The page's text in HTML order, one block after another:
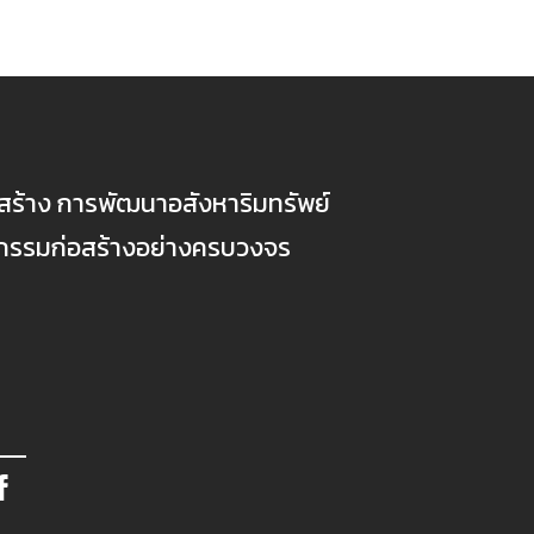
สร้าง การพัฒนาอสังหาริมทรัพย์
รมก่อสร้างอย่างครบวงจร